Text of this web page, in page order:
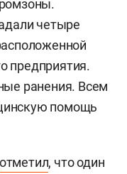
четыре
предприятия.
ранения. Всем
помощь
отметил, что один